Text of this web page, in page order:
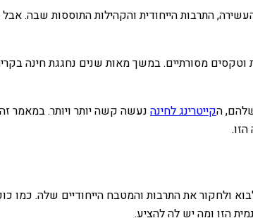
התרבות הייחודית והקהילות התוססות שבה.
מסורתיים. במשך מאות שנים נחגגת חינה
הקייטרינג לחינה נעשה קשה יותר ויותר. במאמר
ולחקור את התרבות והמטבח הייחודיים שלה. כמו
הזו ומה יש לה להציע.